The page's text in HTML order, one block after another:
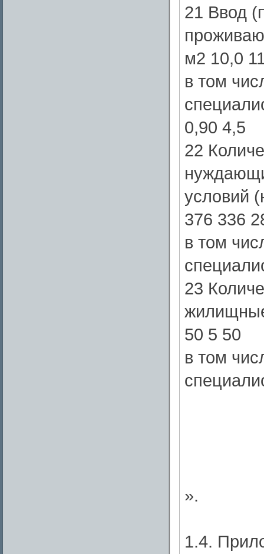
21 Ввод
м2 10,0
в том
0,90 4,5
22
условий
376 336
в том
23
50 5 50
в том
».
1.4.